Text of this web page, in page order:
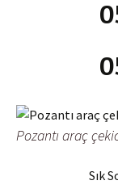
Pozantı araç
Sık